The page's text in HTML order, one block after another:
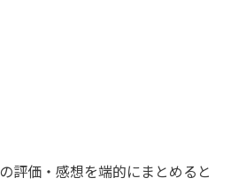
の評価・感想を端的にまとめると